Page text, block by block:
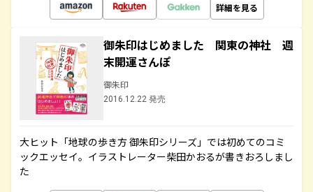
詳細を見る
御朱印はじめました 関東の神社 週
末開運さんぽ
御朱印
2016.12.22 発売
大ヒット「地球の歩き方 御朱印シリーズ」では初めてのコミ
ックエッセイ。イラストレーター柴田かおるが書きおろしまし
た